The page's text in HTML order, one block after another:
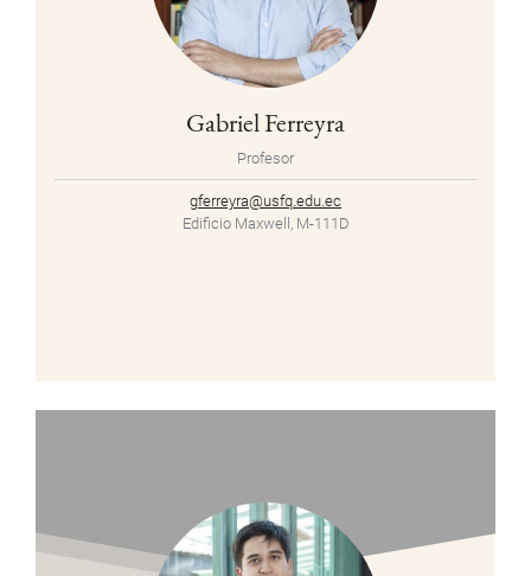
Gabriel Ferreyra
Profesor
gferreyra@usfq.edu.ec
Edificio Maxwell, M-111D